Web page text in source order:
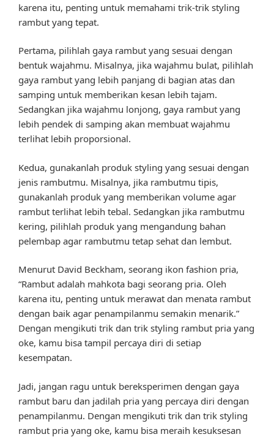
karena itu, penting untuk memahami trik-trik styling
rambut yang tepat.
Pertama, pilihlah gaya rambut yang sesuai dengan
bentuk wajahmu. Misalnya, jika wajahmu bulat, pilihlah
gaya rambut yang lebih panjang di bagian atas dan
samping untuk memberikan kesan lebih tajam.
Sedangkan jika wajahmu lonjong, gaya rambut yang
lebih pendek di samping akan membuat wajahmu
terlihat lebih proporsional.
Kedua, gunakanlah produk styling yang sesuai dengan
jenis rambutmu. Misalnya, jika rambutmu tipis,
gunakanlah produk yang memberikan volume agar
rambut terlihat lebih tebal. Sedangkan jika rambutmu
kering, pilihlah produk yang mengandung bahan
pelembap agar rambutmu tetap sehat dan lembut.
Menurut David Beckham, seorang ikon fashion pria,
“Rambut adalah mahkota bagi seorang pria. Oleh
karena itu, penting untuk merawat dan menata rambut
dengan baik agar penampilanmu semakin menarik.”
Dengan mengikuti trik dan trik styling rambut pria yang
oke, kamu bisa tampil percaya diri di setiap
kesempatan.
Jadi, jangan ragu untuk bereksperimen dengan gaya
rambut baru dan jadilah pria yang percaya diri dengan
penampilanmu. Dengan mengikuti trik dan trik styling
rambut pria yang oke, kamu bisa meraih kesuksesan